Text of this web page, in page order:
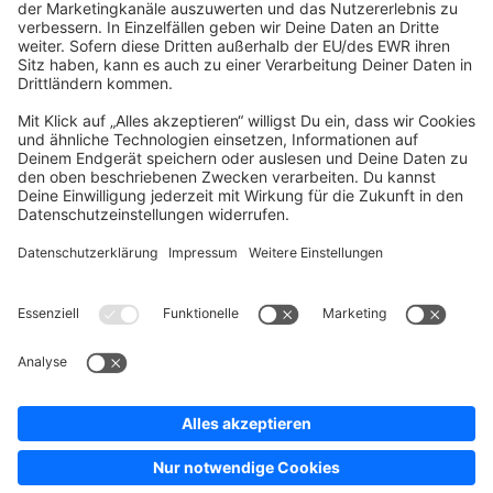
Company
Press
Jobs
Newsletter
Store
Shopware 6 Handbook by
Splendid (German)
Shopware 6 - Product Feedback &
Terms & Conditions Privacy Legal notice Sitemap Cookie settings